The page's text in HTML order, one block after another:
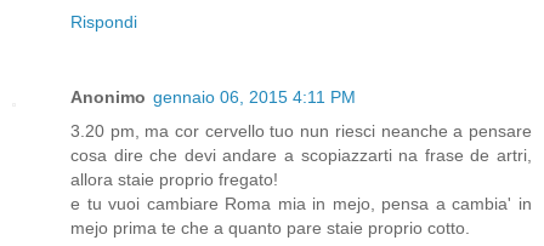
Rispondi
Anonimo gennaio 06, 2015 4:11 PM
3.20 pm, ma cor cervello tuo nun riesci neanche a pensare
cosa dire che devi andare a scopiazzarti na frase de artri,
allora staie proprio fregato!
e tu vuoi cambiare Roma mia in mejo, pensa a cambia' in
mejo prima te che a quanto pare staie proprio cotto.